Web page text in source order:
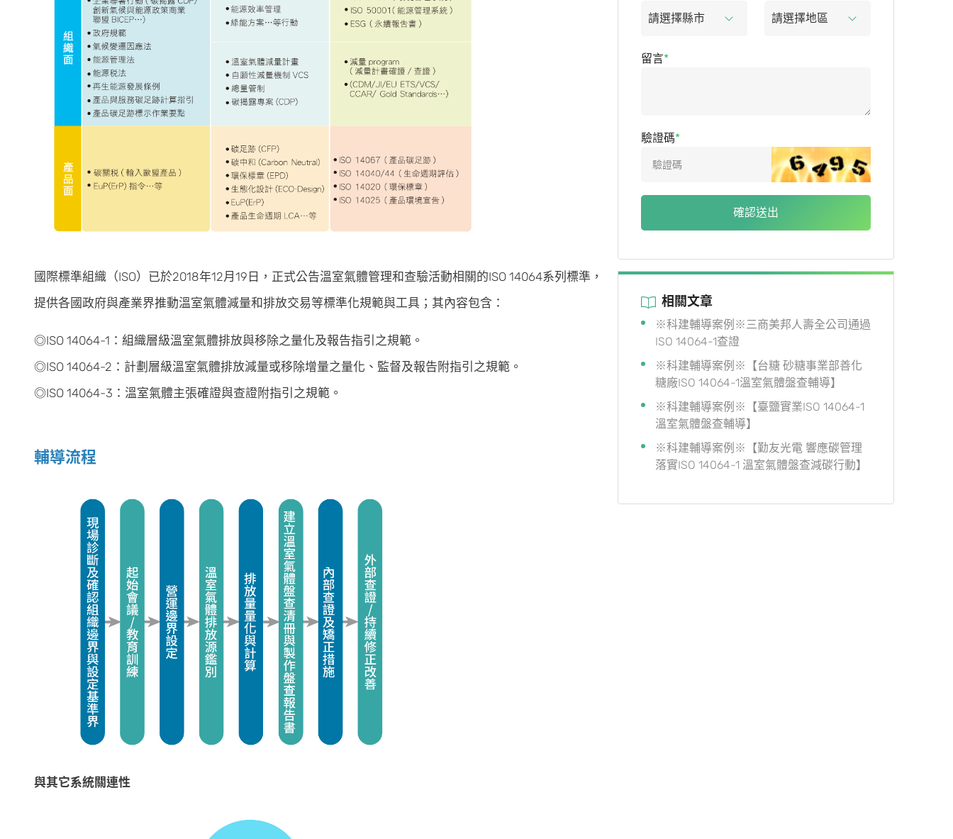
國際標準組織（ISO）已於2018年12月19日，正式公告溫室氣體管理和查驗活動相關的ISO 14064系列標準，
提供各國政府與產業界推動溫室氣體減量和排放交易等標準化規範與工具；其內容包含：
◎ISO 14064-1：組織層級溫室氣體排放與移除之量化及報告指引之規範。
◎ISO 14064-2：計劃層級溫室氣體排放減量或移除增量之量化、監督及報告附指引之規範。
◎ISO 14064-3：溫室氣體主張確證與查證附指引之規範。
輔導流程
與其它系統關連性
留言
驗證碼
確認送出
相關文章
※科建輔導案例※三商美邦人壽全公司通過
ISO 14064-1查證
※科建輔導案例※【台糖 砂糖事業部善化
糖廠ISO 14064-1溫室氣體盤查輔導】
※科建輔導案例※【臺鹽實業ISO 14064-1
溫室氣體盤查輔導】
※科建輔導案例※【勤友光電 響應碳管理
落實ISO 14064-1 溫室氣體盤查減碳行動】